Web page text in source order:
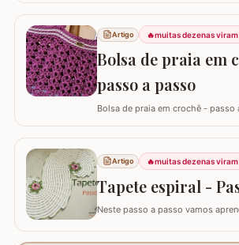
Artigo 🔥muitas dezenas viram
Bolsa de praia em
passo a passo
Bolsa de praia em
Artigo 🔥muitas dezenas viram
Tapete espiral -
Neste passo a passo vamos